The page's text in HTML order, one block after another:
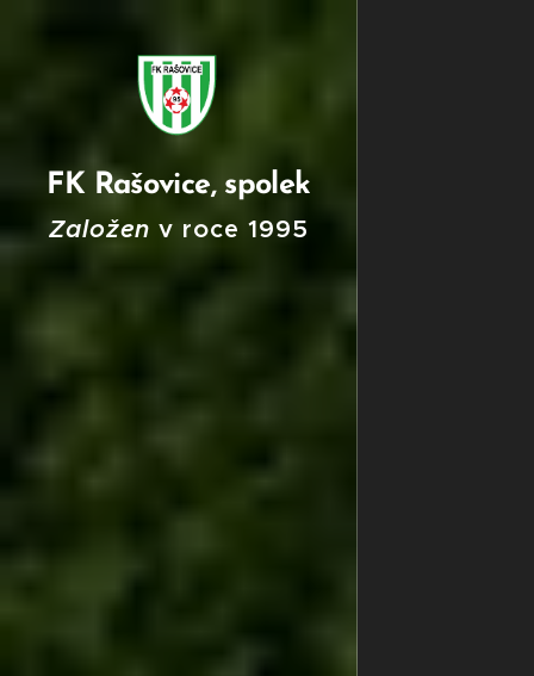
FK Rašovice, spolek
Založen v roce 1995